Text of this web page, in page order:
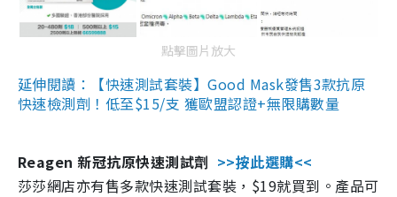
點擊圖片放大
延伸閱讀：【快速測試套裝】Good Mask發售3款抗原
快速檢測劑！低至$15/支 獲歐盟認證+無限購數量
Reagen 新冠抗原快速測試劑 >>按此選購<<
莎莎網店亦有售多款快速測試套裝，$19就買到。產品可